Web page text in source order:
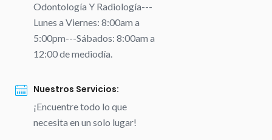
Odontología Y Radiología---
Lunes a Viernes: 8:00am a
5:00pm---Sábados: 8:00am a
12:00 de mediodía.
Nuestros Servicios:
¡Encuentre todo lo que
necesita en un solo lugar!